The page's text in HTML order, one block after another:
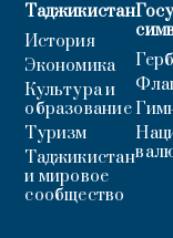
Таджикистан
История
Экономика
Культура и
образование
Туризм
Таджикистан
и мировое
сообщество
Герб